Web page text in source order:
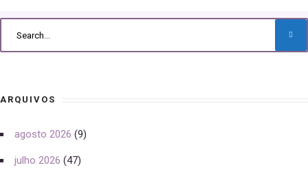
ARQUIVOS
agosto 2026 (9)
julho 2026 (47)